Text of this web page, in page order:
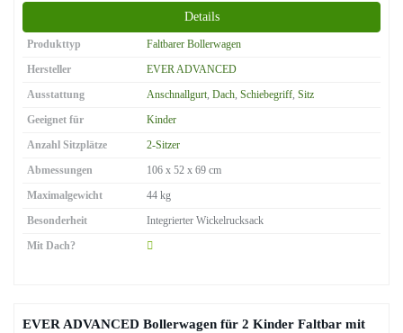
Details
Produkttyp
Faltbarer Bollerwagen
Hersteller
EVER ADVANCED
Ausstattung
Anschnallgurt, Dach, Schiebegriff, Sitz
Geeignet für
Kinder
Anzahl Sitzplätze
2-Sitzer
Abmessungen
106 x 52 x 69 cm
Maximalgewicht
44 kg
Besonderheit
Integrierter Wickelrucksack
Mit Dach?
EVER ADVANCED Bollerwagen für 2 Kinder Faltbar mit